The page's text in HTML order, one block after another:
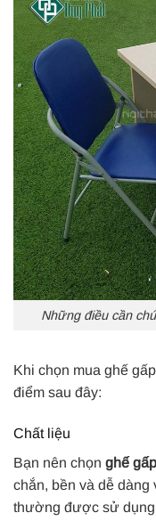
Những điều cần
Khi chọn mua ghế
điểm sau đây:
Chất liệu
Bạn nên chọn ghế gấp
chắn, bền và dễ dàng
thường được sử dụng